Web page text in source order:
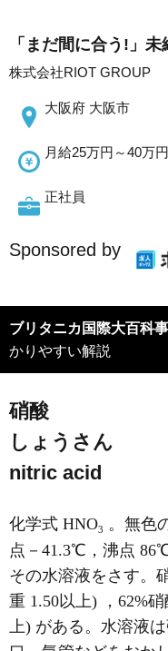
「まだ間に合う!」
株式会社RIOT GROUP
大阪府 大阪市
月給25万円～40万円
正社員
Sponsored by
ブリタニカ国際大百科
かりやすい解説
硝酸
しょうさん
nitric acid
化学式 HNO3 。無色
点－41.3℃，沸点
その水溶液をさす。
重 1.50以上) ，62%
上) がある。水溶液